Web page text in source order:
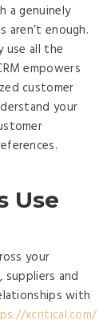
a genuinely
enough.
use all the
empowers
customer
your
Use
your
suppliers and
with
xcritical.com/